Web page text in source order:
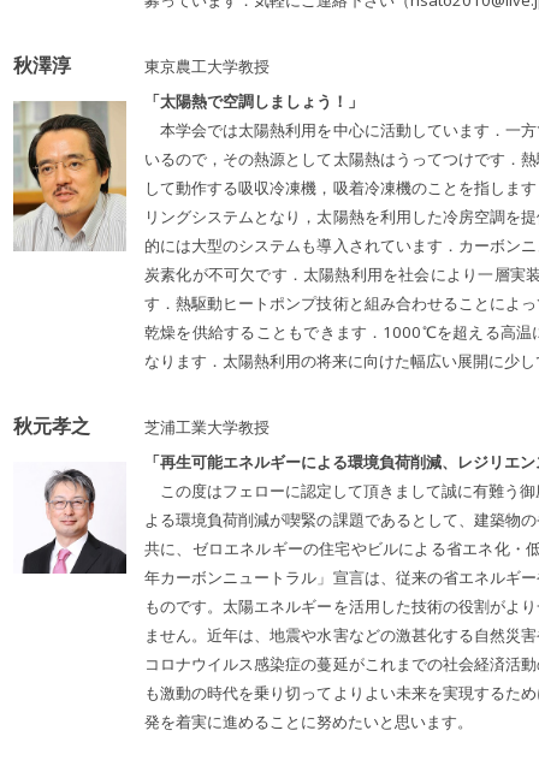
秋澤淳
東京農工大学教授
「太陽熱で空調しましょう！」
本学会では太陽熱利用を中心に活動しています．一
いるので，その熱源として太陽熱はうってつけです．
して動作する吸収冷凍機，吸着冷凍機のことを指しま
リングシステムとなり，太陽熱を利用した冷房空調を
的には大型のシステムも導入されています．カーボン
炭素化が不可欠です．太陽熱利用を社会により一層
す．熱駆動ヒートポンプ技術と組み合わせることによ
乾燥を供給することもできます．1000℃を超える高
なります．太陽熱利用の将来に向けた幅広い展開に少
秋元孝之
芝浦工業大学教授
「再生可能エネルギーによる環境負荷削減、レジリエ
この度はフェローに認定して頂きまして誠に有難う
よる環境負荷削減が喫緊の課題であるとして、建築物
共に、ゼロエネルギーの住宅やビルによる省エネ化
年カーボンニュートラル」宣言は、従来の省エネルギ
ものです。太陽エネルギーを活用した技術の役割がよ
ません。近年は、地震や水害などの激甚化する自然災
コロナウイルス感染症の蔓延がこれまでの社会経済活
も激動の時代を乗り切ってよりよい未来を実現するた
発を着実に進めることに努めたいと思います。